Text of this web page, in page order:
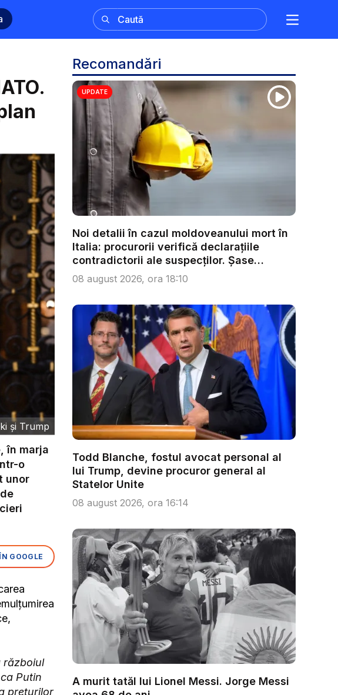
și Trump
în marja
o
unor
GOOGLE
războiul
Putin
prețurilor
Recomandări
UPDATE
Noi detalii în cazul moldoveanului mort în
Italia: procurorii verifică declarațiile
contradictorii ale suspecților. Șase
persoa...
08 august 2026, ora 18:10
Todd Blanche, fostul avocat personal al
lui Trump, devine procuror general al
Statelor Unite
08 august 2026, ora 16:14
A murit tatăl lui Lionel Messi. Jorge Messi